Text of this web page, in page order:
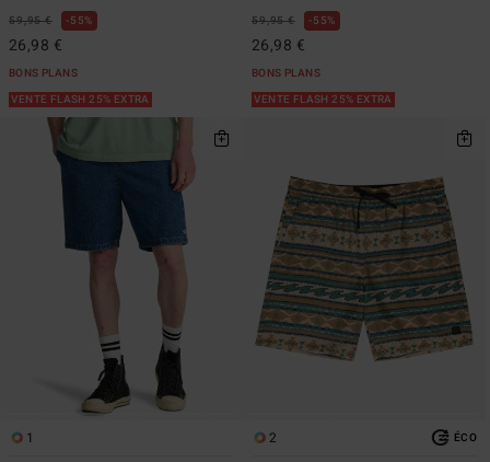
59,95 € 55%
26,98 €
BONS PLANS
VENTE FLASH 25% EXTRA
59,95 € 55%
26,98 €
BONS PLANS
VENTE FLASH 25% EXTRA
1
2 ÉCO